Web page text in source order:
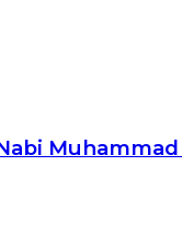
Muhammad